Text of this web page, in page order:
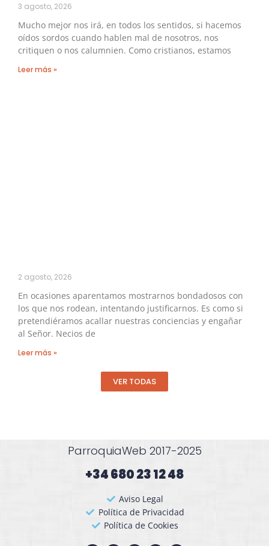
3 agosto, 2026
Mucho mejor nos irá, en todos los sentidos, si hacemos
oídos sordos cuando hablen mal de nosotros, nos
critiquen o nos calumnien. Como cristianos, estamos
Leer más »
2 agosto, 2026
En ocasiones aparentamos mostrarnos bondadosos con
los que nos rodean, intentando justificarnos. Es como si
pretendiéramos acallar nuestras conciencias y engañar
al Señor. Necios de
Leer más »
VER TODAS
ParroquiaWeb 2017-2025
+34 680 23 12 48​
Aviso Legal
Política de Privacidad
Política de Cookies